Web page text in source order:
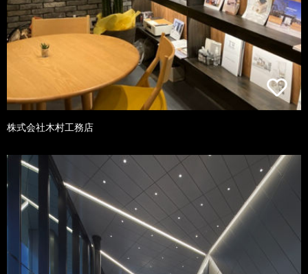
株式会社木村工務店